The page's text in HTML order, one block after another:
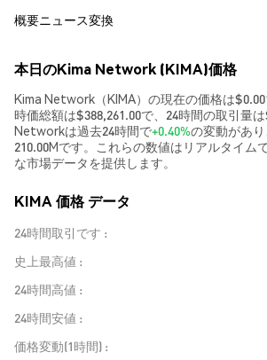
概要ニュース変換
本日のKima Network (KIMA)価格
Kima Network（KIMA）の現在の価格は
時価総額は$388,261.00で、24時間の取引量
Networkは過去24時間で+0.40%の変動があ
210.00Mです。これらの数値はリアルタイム
な市場データを提供します。
KIMA 価格 データ
24時間取引です
史上最高値
24時間高値
24時間安値
価格変動(1時間)